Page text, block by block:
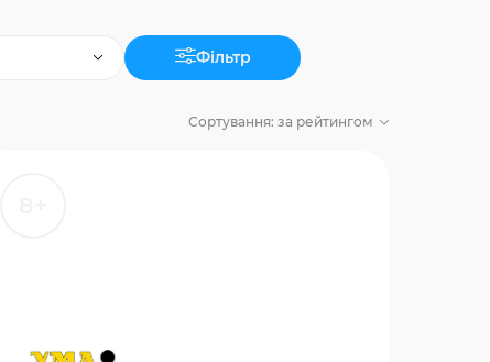
Фільтр
Сортування: за рейтингом